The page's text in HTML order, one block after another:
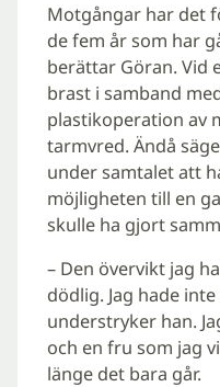
Motgångar har det
de fem år som har
berättar Göran. Vid
brast i samband
plastikoperation av
tarmvred. Ändå
under samtalet att
möjligheten till en
skulle ha gjort
– Den övervikt jag
dödlig. Jag hade
understryker han.
och en fru som jag
länge det bara går.